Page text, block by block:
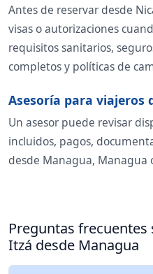
Antes de reservar desde
visas o autorizaciones
requisitos sanitarios,
completos y políticas de
Asesoría para viajeros
Un asesor puede revisar
incluidos, pagos,
desde Managua, Managua
Preguntas frecuentes
Itzá desde Managua